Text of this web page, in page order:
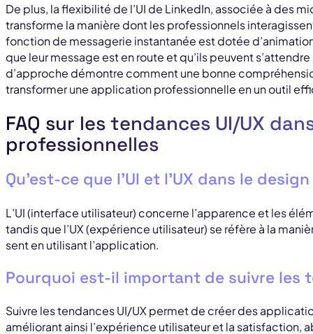
De plus, la flexibilité de l’UI de LinkedIn, associée à des
transforme la manière dont les professionnels
fonction de messagerie instantanée est dotée
que leur message est en route et qu’ils peuvent
d’approche démontre comment une bonne
transformer une application professionnelle en un outil
FAQ sur les tendances UI/UX
professionnelles
Qu’est-ce que l’UI et l’UX dans le
L’UI (interface utilisateur) concerne l’apparence et les
tandis que l’UX (expérience utilisateur) se réfère à la
sent en utilisant l’application.
Pourquoi est-il important de suivre les
Suivre les tendances UI/UX permet de créer des
améliorant ainsi l’expérience utilisateur et la satisfaction,